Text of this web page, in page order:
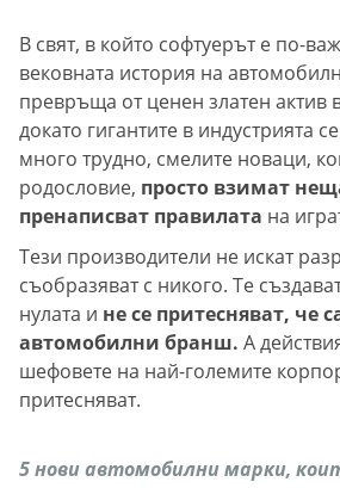
В свят, в който софтуерът е по-
вековната история на
превръща от ценен златен актив
докато гигантите в индустрията
много трудно, смелите новаци,
родословие, просто взимат
пренаписват правилата на
Тези производители не искат
съобразяват с никого. Те
нулата и не се притесняват, че
автомобилни бранш. А
шефовете на най-големите
притесняват.
5 нови автомобилни марки,